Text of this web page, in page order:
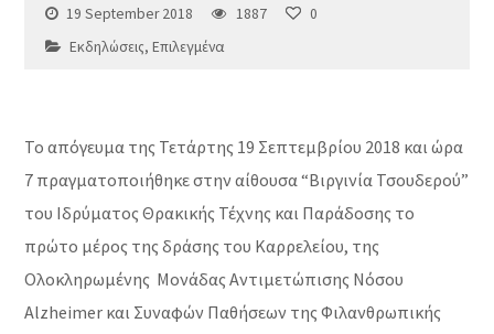
19 September 2018 1887
0
Εκδηλώσεις,Επιλεγμένα
Το απόγευμα της Τετάρτης 19 Σεπτεμβρίου 2018 και ώρα
7 πραγματοποιήθηκε στην αίθουσα “Βιργινία Τσουδερού”
του Ιδρύματος Θρακικής Τέχνης και Παράδοσης το
πρώτο μέρος της δράσης του Καρρελείου, της
Ολοκληρωμένης Μονάδας Αντιμετώπισης Νόσου
Alzheimer και Συναφών Παθήσεων της Φιλανθρωπικής